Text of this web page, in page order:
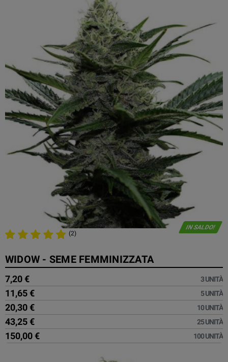
IN SALDO!
(2)
WIDOW - SEME FEMMINIZZATA
7,20 € 3 UNITÀ
11,65 € 5 UNITÀ
20,30 € 10 UNITÀ
43,25 € 25 UNITÀ
150,00 € 100 UNITÀ